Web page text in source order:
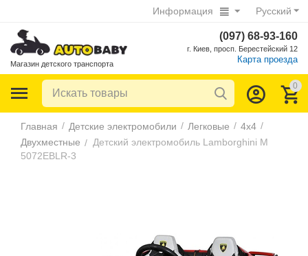
Русский
Информация
Магазин детского транспорта
(097) 68-93-160
г. Киев, просп. Берестейский 12
Карта проезда
0
Главная / Детские электромобили / Легковые / 4х4 /
Двухместные / Детский электромобиль Lamborghini M
5072EBLR-3